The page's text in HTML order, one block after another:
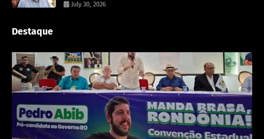
July 30, 2026
Destaque